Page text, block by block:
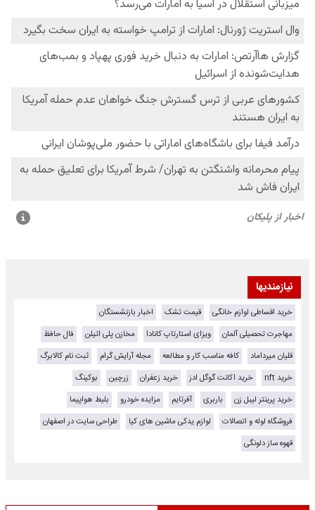
نیازمندیها
خرید اقساطی لوازم خانگی قیمت تشک
اخبار بازنشستگان
مهاجرت تحصیلی آلمان
ویزای استارتاپ کانادا مخازن پلی اتیلن
فال حافظ
قلیان میرداماد
کافه مناسب کار و مطالعه مجله آرایش گرام
ثبت نام کالابرگ
خرید nft
خرید اکانت گوگل ادز خرید زعفران زرچین
بوکینگ
خرید پرینتر لیبل زن
باربری آفرتایم مزایده خودرو
بلیط هواپیما
فروشگاه لوله و اتصالات
لوازم یدکی ماشین های کیا
طراحی سایت در اصفهان
قهوه ساز دلونگی